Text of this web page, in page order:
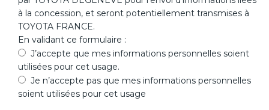
à la concession, et seront potentiellement transmises à
TOYOTA FRANCE.
En validant ce formulaire :
J’accepte que mes informations personnelles soient
utilisées pour cet usage.
Je n’accepte pas que mes informations personnelles
soient utilisées pour cet usage